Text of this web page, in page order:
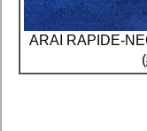
ARAI RAPIDE-